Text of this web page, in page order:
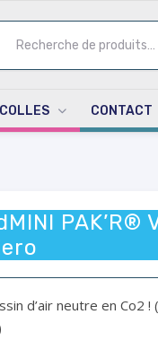
CONTACT
PAK’R®
d’air neutre en Co2 !